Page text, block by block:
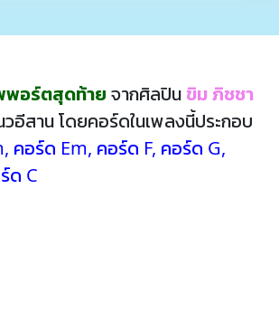
พอร์ตสุดท้าย จากศิลปิน ขิม ภิชชา
วอีสาน โดยคอร์ดในเพลงนี้ประกอบ
, คอร์ด Em, คอร์ด F, คอร์ด G,
ด C